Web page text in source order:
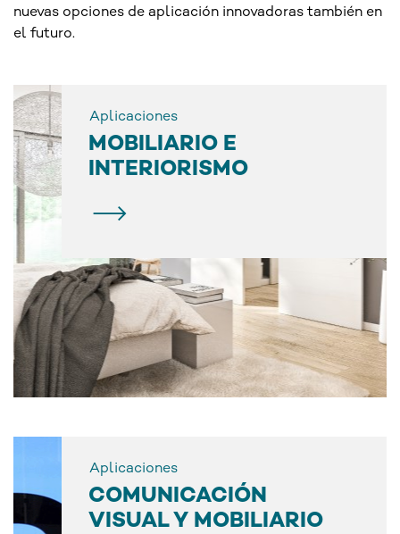
nuevas opciones de aplicación innovadoras también en
el futuro.
Aplicaciones
MOBILIARIO E
INTERIORISMO
Aplicaciones
COMUNICACIÓN
VISUAL Y MOBILIARIO